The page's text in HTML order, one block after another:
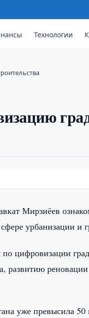
Технологии
Мирзиёев
урбанизации и
цифровизации
развитию
уже превысила